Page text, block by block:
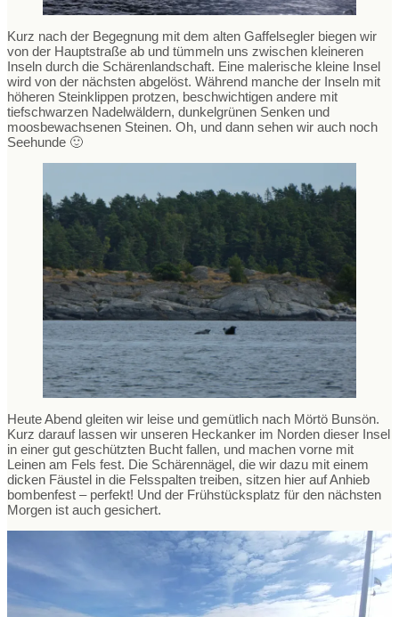
Kurz nach der Begegnung mit dem alten Gaffelsegler biegen wir
von der Hauptstraße ab und tümmeln uns zwischen kleineren
Inseln durch die Schärenlandschaft. Eine malerische kleine Insel
wird von der nächsten abgelöst. Während manche der Inseln mit
höheren Steinklippen protzen, beschwichtigen andere mit
tiefschwarzen Nadelwäldern, dunkelgrünen Senken und
moosbewachsenen Steinen. Oh, und dann sehen wir auch noch
Seehunde 🙂
Heute Abend gleiten wir leise und gemütlich nach Mörtö Bunsön.
Kurz darauf lassen wir unseren Heckanker im Norden dieser Insel
in einer gut geschützten Bucht fallen, und machen vorne mit
Leinen am Fels fest. Die Schärennägel, die wir dazu mit einem
dicken Fäustel in die Felsspalten treiben, sitzen hier auf Anhieb
bombenfest – perfekt! Und der Frühstücksplatz für den nächsten
Morgen ist auch gesichert.